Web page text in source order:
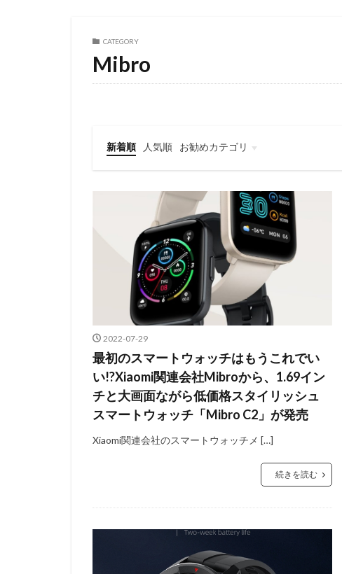
CATEGORY
Mibro
新着順 人気順
お勧めカテゴリ
2022-07-29
最初のスマートウォッチはもうこれでい
い!?Xiaomi関連会社Mibroから、1.69イン
チと大画面ながら低価格スタイリッシュ
スマートウォッチ「Mibro C2」が発売
Xiaomi関連会社のスマートウォッチメ […]
続きを読む